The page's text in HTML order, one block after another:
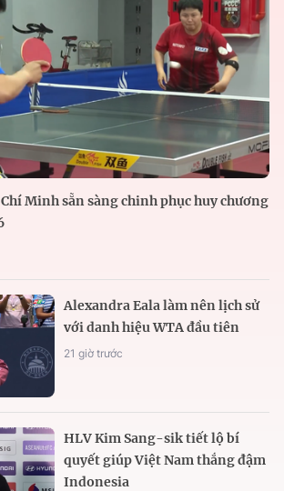
Minh sẵn sàng chinh phục huy chương
Alexandra Eala làm nên lịch sử
với danh hiệu WTA đầu tiên
21 giờ trước
HLV Kim Sang-sik tiết lộ bí
quyết giúp Việt Nam thắng đậm
Indonesia